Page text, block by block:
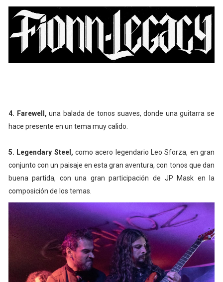
4. Farewell, una balada de tonos suaves, donde una guitarra se
hace presente en un tema muy calido.
5. Legendary Steel, como acero legendario Leo Sforza, en gran
conjunto con un paisaje en esta gran aventura, con tonos que dan
buena partida, con una gran participación de JP Mask en la
composición de los temas.